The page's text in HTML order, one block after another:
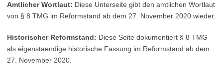
Amtlicher Wortlaut: Diese Unterseite gibt den amtlichen Wortlaut
von § 8 TMG im Reformstand ab dem 27. November 2020 wieder.
Historischer Reformstand: Diese Seite dokumentiert § 8 TMG
als eigenstaendige historische Fassung im Reformstand ab dem
27. November 2020.